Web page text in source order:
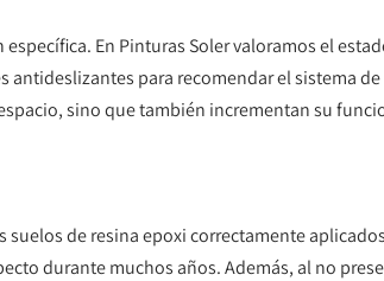
En Pinturas Soler valoramos el
para recomendar el sistema
sino que también incrementan su
de resina epoxi correctamente
durante muchos años. Además, al no